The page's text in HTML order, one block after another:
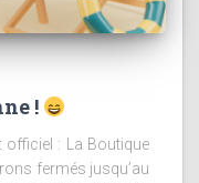
!
officiel : La Boutique
fermés jusqu’au